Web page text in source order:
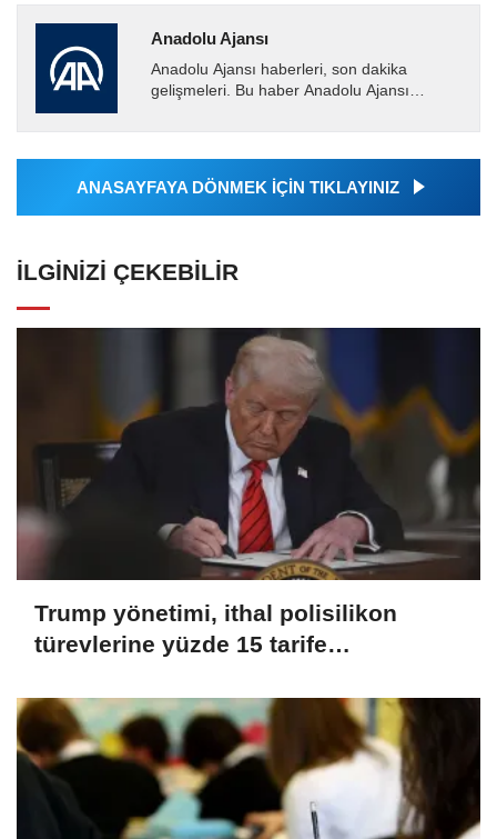
Anadolu Ajansı
Anadolu Ajansı haberleri, son dakika
gelişmeleri. Bu haber Anadolu Ajansı
tarafından geçilen tüm...
ANASAYFAYA DÖNMEK İÇİN TIKLAYINIZ
İLGINIZI ÇEKEBILIR
Trump yönetimi, ithal polisilikon
türevlerine yüzde 15 tarife